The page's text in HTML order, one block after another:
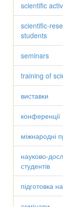
scientific
scientific-
students
seminars
training of
виставки
конференції
міжнародні
науково-
студентів
підготовка